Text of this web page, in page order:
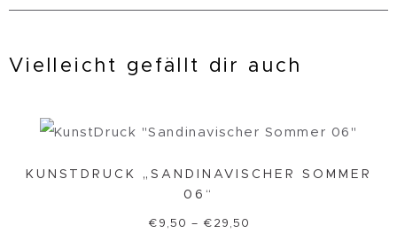
Vielleicht gefällt dir auch
KUNSTDRUCK „SANDINAVISCHER SOMMER
06“
€ 9,50 – € 29,50